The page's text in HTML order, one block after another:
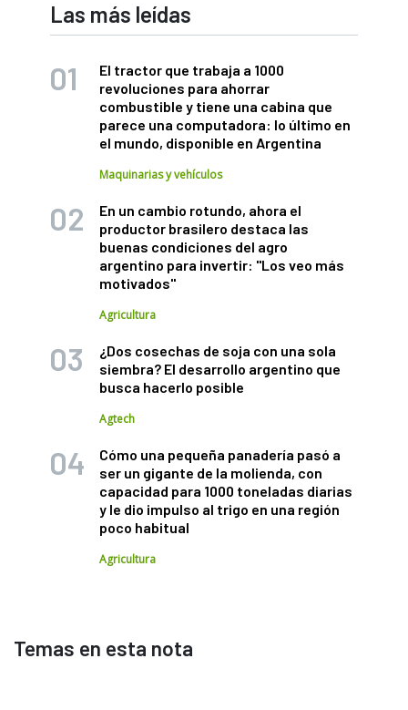
Las más leídas
El tractor que trabaja a 1000
revoluciones para ahorrar
combustible y tiene una cabina que
parece una computadora: lo último en
el mundo, disponible en Argentina
Maquinarias y vehículos
En un cambio rotundo, ahora el
productor brasilero destaca las
buenas condiciones del agro
argentino para invertir: "Los veo más
motivados"
Agricultura
¿Dos cosechas de soja con una sola
siembra? El desarrollo argentino que
busca hacerlo posible
Agtech
Cómo una pequeña panadería pasó a
ser un gigante de la molienda, con
capacidad para 1000 toneladas diarias
y le dio impulso al trigo en una región
poco habitual
Agricultura
Temas en esta nota